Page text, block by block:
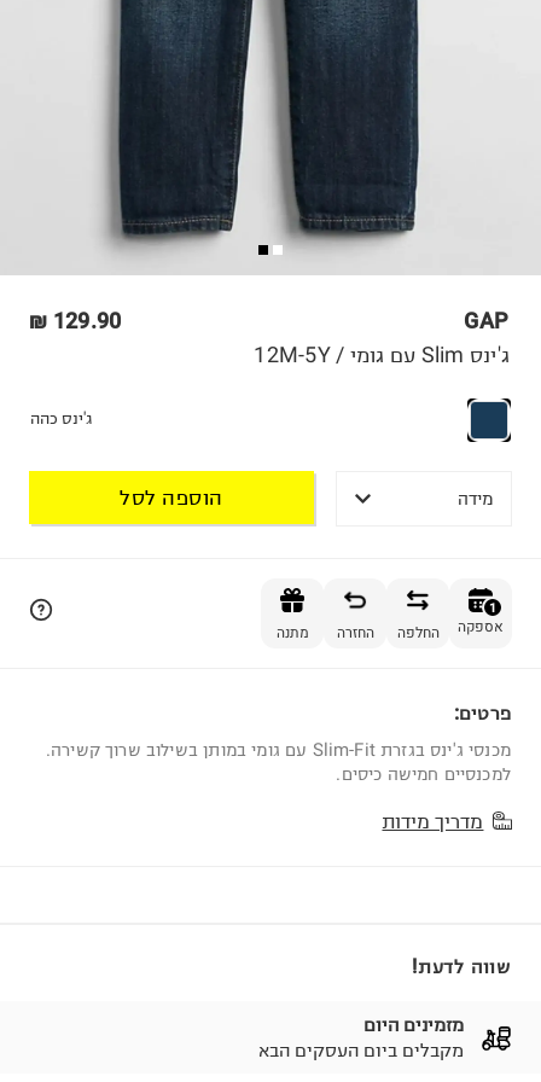
GAP
129.90 ₪
ג'ינס Slim עם גומי / 12M-5Y
ג'ינס כהה
מידה הוספה לסל
1
אספקה החלפה החזרה מתנה
פרטים:
מכנסי ג'ינס בגזרת Slim-Fit עם גומי במותן בשילוב שרוך קשירה.
למכנסיים חמישה כיסים.
מדריך מידות
שווה לדעת!
מזמינים היום
מקבלים ביום העסקים הבא